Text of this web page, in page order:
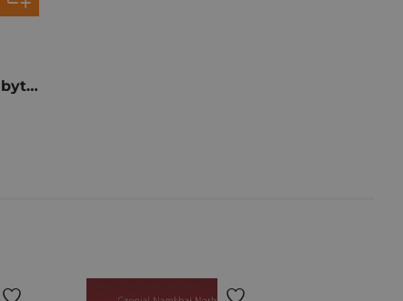
Przewodnik po zabytkach Krakowa